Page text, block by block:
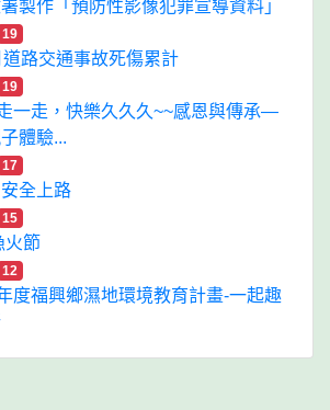
製作「預防性影像犯罪宣導資料」
19
路交通事故死傷累計
19
一走，快樂久久久~~感恩與傳承—
體驗...
17
全上路
15
火節
12
度福興鄉濕地環境教育計畫-一起趣